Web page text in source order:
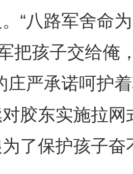
“八路军舍命
把孩子交给俺
庄严承诺呵护
胶东实施拉
了保护孩子